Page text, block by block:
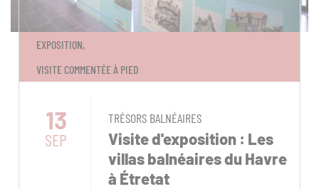
EXPOSITION,
VISITE COMMENTÉE À PIED
13
SEP
TRÉSORS BALNÉAIRES
Visite d'exposition : Les
villas balnéaires du Havre
à Étretat